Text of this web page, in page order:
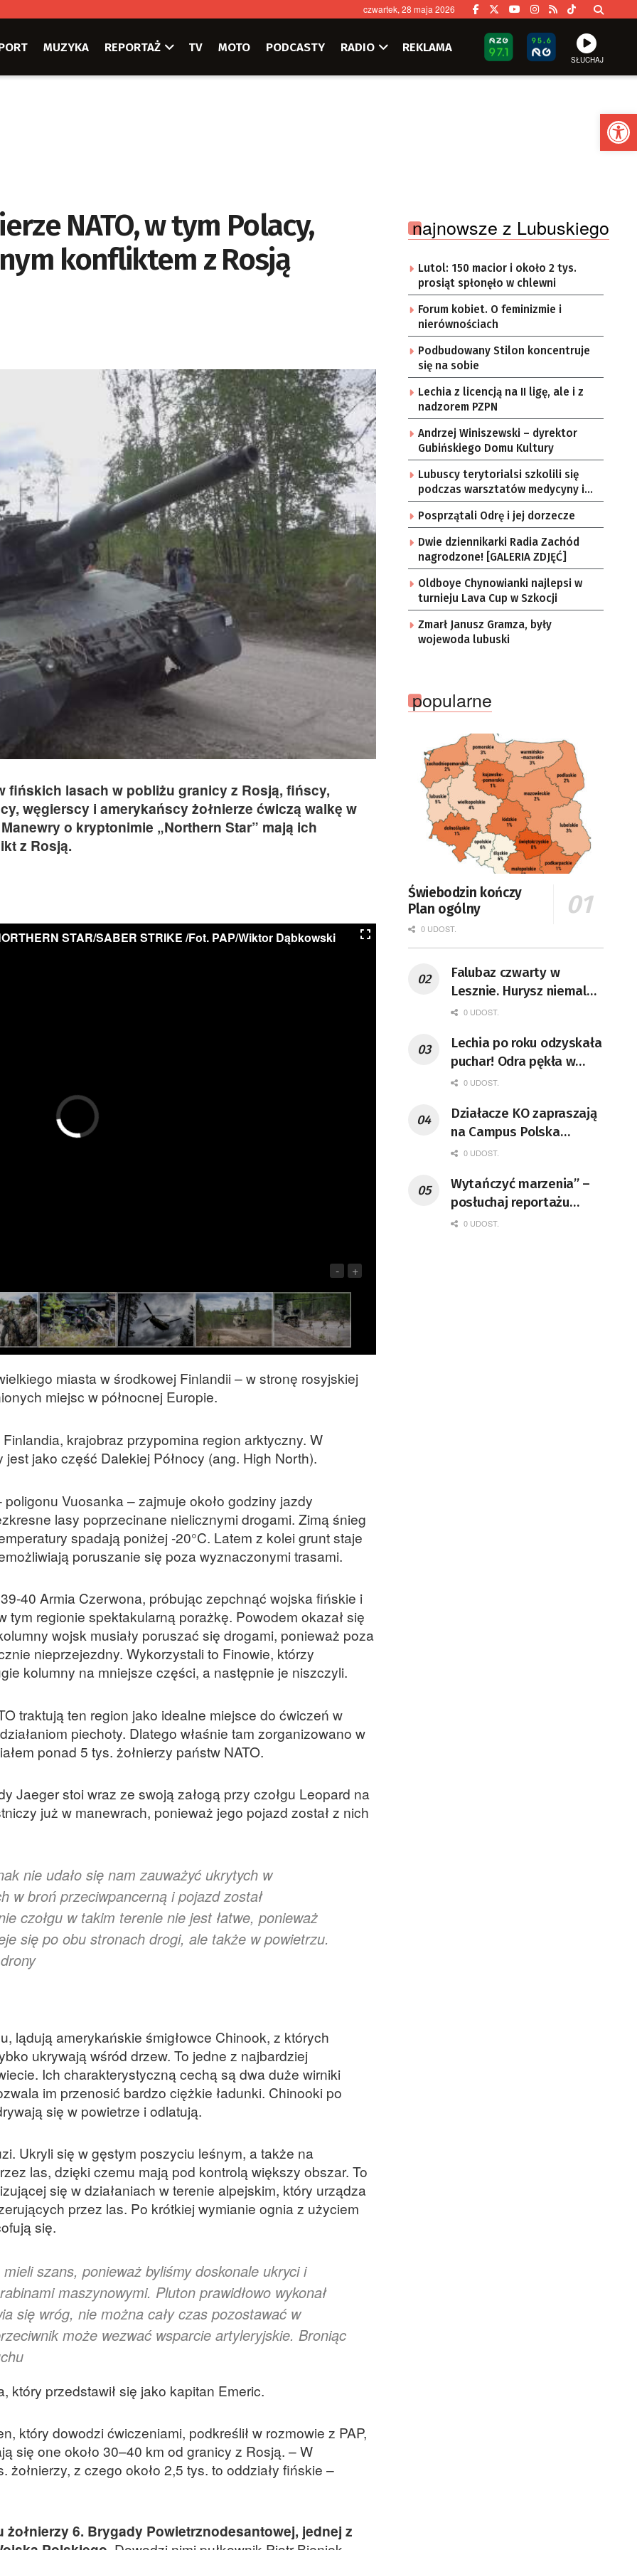
czwartek, 28 maja 2026
MUZYKA REPORTAŻ TV MOTO PODCASTY RADIO REKLAMA
SŁUCHAJ
NATO, w tym Polacy,
konfliktem z Rosją
fińskich lasach w pobliżu granicy z Rosją, fińscy,
węgierscy i amerykańscy żołnierze ćwiczą walkę w
o kryptonimie „Northern Star” mają ich
z Rosją.
STAR/SABER STRIKE /Fot. PAP/Wiktor Dąbkowski
- +
miasta w środkowej Finlandii – w stronę rosyjskiej
miejsc w północnej Europie.
krajobraz przypomina region arktyczny. W
jako część Dalekiej Północy (ang. High North).
Vuosanka – zajmuje około godziny jazdy
lasy poprzecinane nielicznymi drogami. Zimą śnieg
spadają poniżej -20°C. Latem z kolei grunt staje
poruszanie się poza wyznaczonymi trasami.
40 Armia Czerwona, próbując zepchnąć wojska fińskie i
tym regionie spektakularną porażkę. Powodem okazał się
wojsk musiały poruszać się drogami, ponieważ poza
nieprzejezdny. Wykorzystali to Finowie, którzy
kolumny na mniejsze części, a następnie je niszczyli.
traktują ten region jako idealne miejsce do ćwiczeń w
piechoty. Dlatego właśnie tam zorganizowano w
ponad 5 tys. żołnierzy państw NATO.
Jaeger stoi wraz ze swoją załogą przy czołgu Leopard na
już w manewrach, ponieważ jego pojazd został z nich
nie udało się nam zauważyć ukrytych w
w broń przeciwpancerną i pojazd został
czołgu w takim terenie nie jest łatwe, ponieważ
się po obu stronach drogi, ale także w powietrzu.
lądują amerykańskie śmigłowce Chinook, z których
ukrywają wśród drzew. To jedne z najbardziej
Ich charakterystyczną cechą są dwa duże wirniki
im przenosić bardzo ciężkie ładunki. Chinooki po
się w powietrze i odlatują.
Ukryli się w gęstym poszyciu leśnym, a także na
las, dzięki czemu mają pod kontrolą większy obszar. To
się w działaniach w terenie alpejskim, który urządza
przez las. Po krótkiej wymianie ognia z użyciem
się.
szans, ponieważ byliśmy doskonale ukryci i
maszynowymi. Pluton prawidłowo wykonał
się wróg, nie można cały czas pozostawać w
może wezwać wsparcie artyleryjskie. Broniąc
który przedstawił się jako kapitan Emeric.
który dowodzi ćwiczeniami, podkreślił w rozmowie z PAP,
się one około 30–40 km od granicy z Rosją. – W
żołnierzy, z czego około 2,5 tys. to oddziały fińskie –
6. Brygady Powietrznodesantowej, jednej z
najnowsze z Lubuskiego
Lutol: 150 macior i około 2 tys.
prosiąt spłonęło w chlewni
Forum kobiet. O feminizmie i
nierównościach
Podbudowany Stilon koncentruje
się na sobie
Lechia z licencją na II ligę, ale i z
nadzorem PZPN
Andrzej Winiszewski – dyrektor
Gubińskiego Domu Kultury
Lubuscy terytorialsi szkolili się
podczas warsztatów medycyny i
ratownictwa taktycznego [GALERIA
ZDJĘĆ]
Posprzątali Odrę i jej dorzecze
Dwie dziennikarki Radia Zachód
nagrodzone! [GALERIA ZDJĘĆ]
Oldboye Chynowianki najlepsi w
turnieju Lava Cup w Szkocji
Zmarł Janusz Gramza, były
wojewoda lubuski
popularne
Świebodzin kończy
Plan ogólny
0 UDOST.
Falubaz czwarty w
Lesznie. Hurysz niemal
bezbłędny
0 UDOST.
Lechia po roku odzyskała
puchar! Odra pękła w
dogrywce
0 UDOST.
Działacze KO zapraszają
na Campus Polska
Przyszłości
0 UDOST.
Wytańczyć marzenia” –
posłuchaj reportażu
Moniki Bartkowicz-
0 UDOST.